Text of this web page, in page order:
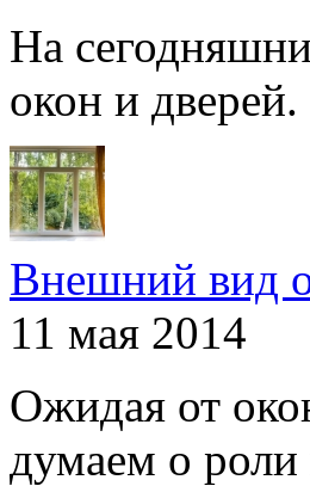
На
окон и дверей.
Внешний вид
11 мая 2014
Ожидая от
думаем о